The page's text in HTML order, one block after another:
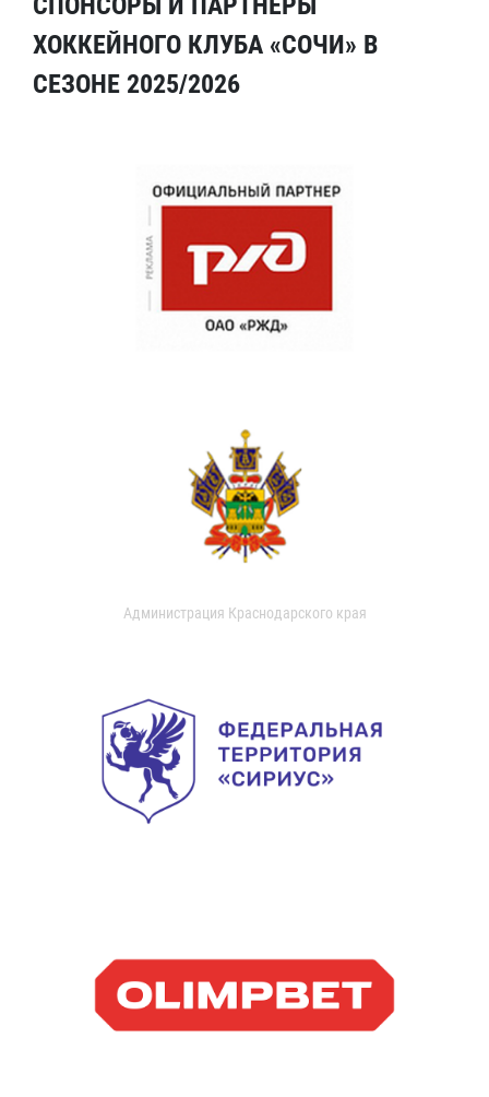
ХОККЕЙНОГО КЛУБА «СОЧИ» В
СЕЗОНЕ 2025/2026
Администрация Краснодарского края